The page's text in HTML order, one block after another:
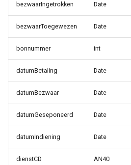
bezwaarIngetrokken Date
bezwaarToegewezen Date
bonnummer int
datumBetaling Date
datumBezwaar Date
datumGeseponeerd Date
datumIndiening Date
dienstCD AN40